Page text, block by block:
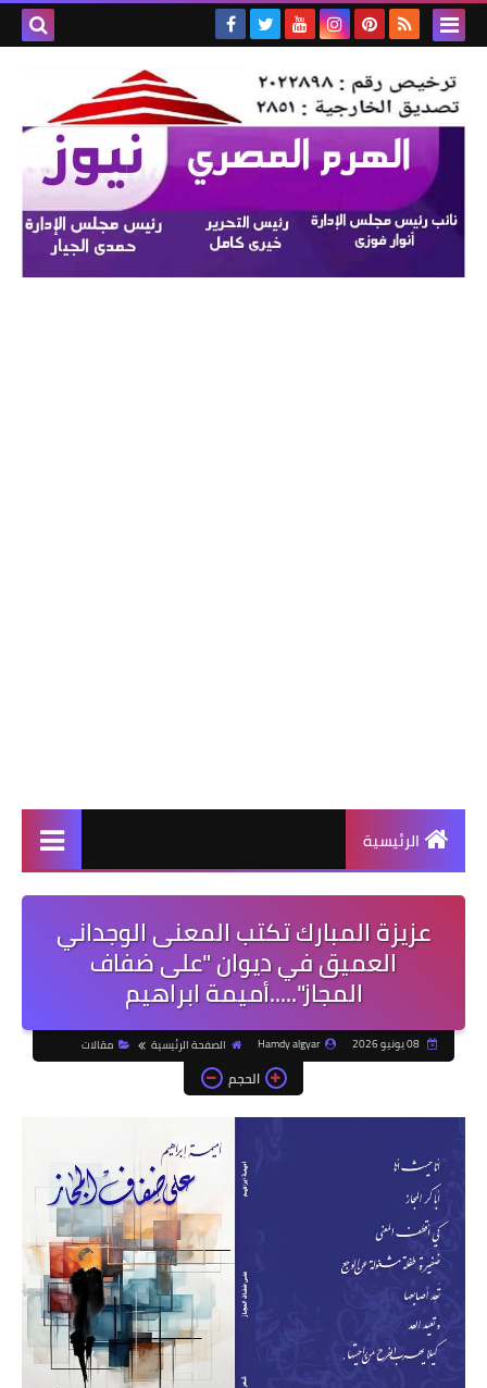
الرئيسية
عزيزة المبارك تكتب المعنى الوجداني
العميق في ديوان "على ضفاف
المجاز".....أميمة ابراهيم
08 يونيو 2026 Hamdy algyar الصفحة الرئيسية مقالات
الحجم